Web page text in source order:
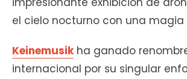
el cielo nocturno con una magia
Keinemusikha ganado
internacional por su singular